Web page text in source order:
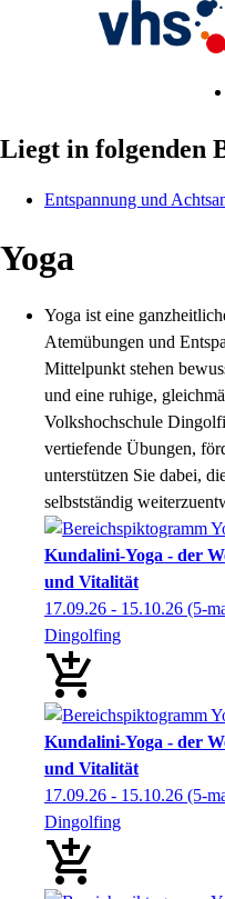
Liegt in folgenden
Entspannung und
Yoga
Yoga ist eine
Atemübungen und
Mittelpunkt stehen
und eine ruhige,
Volkshochschule
vertiefende Übungen,
unterstützen Sie dabei,
selbstständig
Kundalini-Yoga - der
und Vitalität
17.09.26 - 15.10.26 (5-
Dingolfing
Kundalini-Yoga - der
und Vitalität
17.09.26 - 15.10.26 (5-
Dingolfing